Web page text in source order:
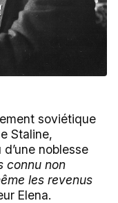
soviétique
Staline,
noblesse
connu non
les revenus
Elena.